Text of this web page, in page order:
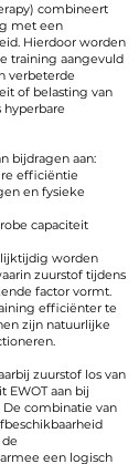
combineert
met een
Hierdoor worden
training aangevuld
verbeterde
of belasting van
bijdragen aan:
efficiëntie
en fysieke
capaciteit
worden
zuurstof tijdens
factor vormt.
efficiënter te
zijn natuurlijke
zuurstof los van
aan bij
De combinatie van
een logisch